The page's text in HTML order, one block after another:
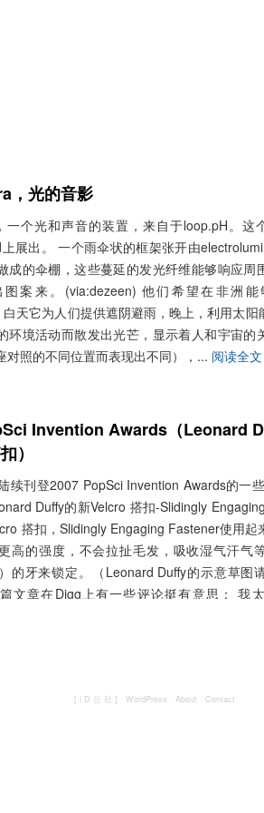
，光的音影
一个光和声音的装置，来自于loop.pH。这
展出。 一个雨伞状的框架张开由
成的伞棚，这些蔓延的发光纤维能够响应周
案来。(via:dezeen) 他们希望在非洲
天它为人们提供遮阴避雨，晚上，利用太阳
环境活动而散发出光芒，显示着人和宇宙的
对照的不同位置而表现出不同），... 阅读全
Invention Awards（Leonard
）
续刊登2007 PopSci Invention Awards的一
Duffy的新Velcro 搭扣-Slidingly
搭扣，Slidingly Engaging Fastener使用起
高的强度，不会拉扯毛发，吸收湿气汗气
的牙来锁定。（Leonard Duffy的示意草图
文章在Digg上有一些评论挺有意思： 我
[ i D 公 社 ] WordPress About Contact